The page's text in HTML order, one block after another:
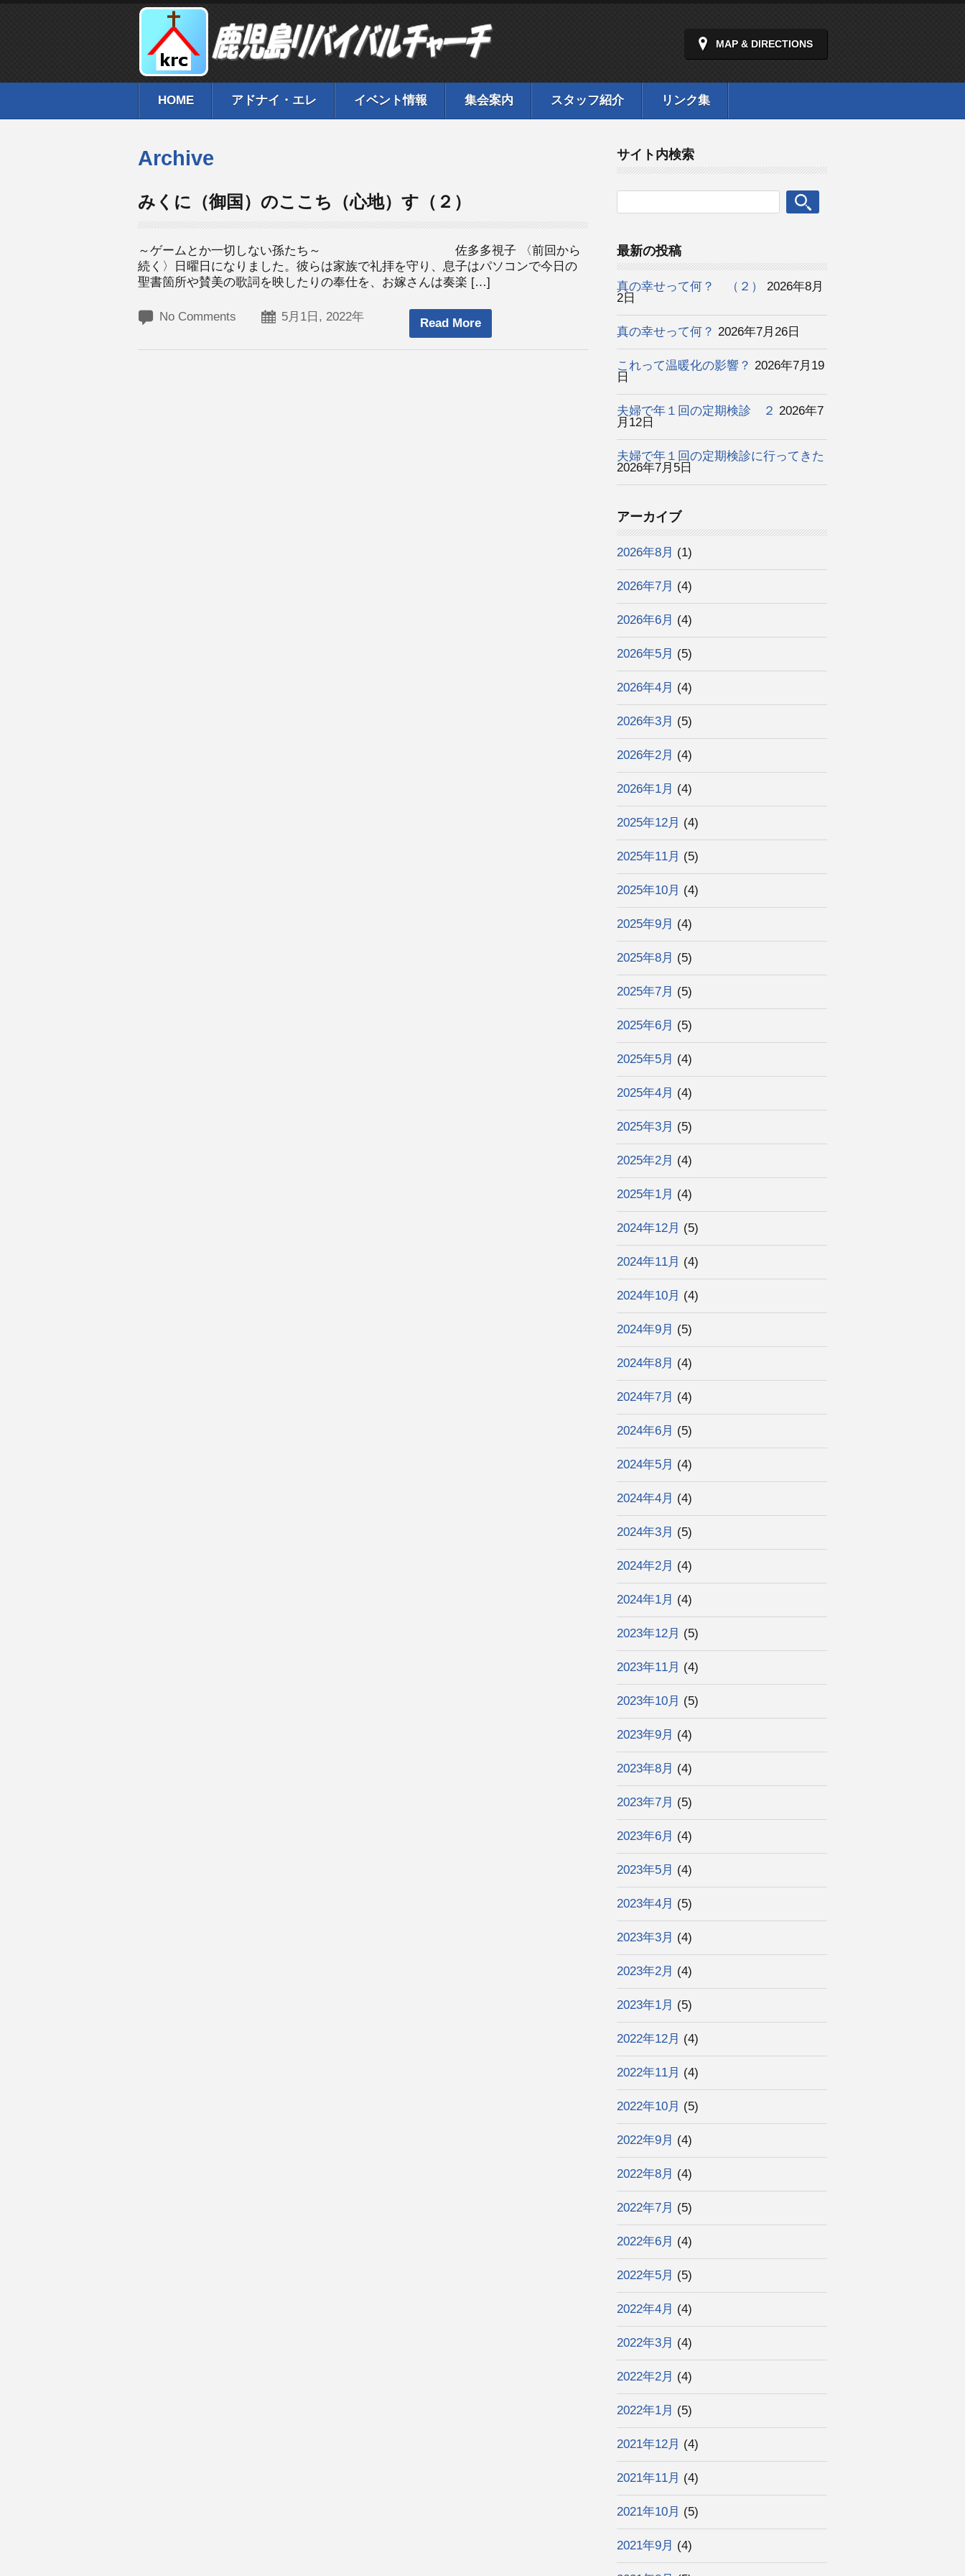
MAP & DIRECTIONS
HOME アドナイ・エレ イベント情報 集会案内 スタッフ紹介 リンク集
Archive
みくに（御国）のここち（心地）す（２）
～ゲームとか一切しない孫たち～ 佐多多視子 〈前回から
続く〉日曜日になりました。彼らは家族で礼拝を守り、息子はパソコンで今日の
聖書箇所や賛美の歌詞を映したりの奉仕を、お嫁さんは奏楽 […]
No Comments 5月1日, 2022年 Read More
サイト内検索
最新の投稿
真の幸せって何？ （２）
2026年8月
2日
真の幸せって何？ 2026年7月26日
これって温暖化の影響？ 2026年7月19
日
夫婦で年１回の定期検診 ２ 2026年7
月12日
夫婦で年１回の定期検診に行ってきた
2026年7月5日
アーカイブ
2026年8月 (1)
2026年7月 (4)
2026年6月 (4)
2026年5月 (5)
2026年4月 (4)
2026年3月 (5)
2026年2月 (4)
2026年1月 (4)
2025年12月 (4)
2025年11月 (5)
2025年10月 (4)
2025年9月 (4)
2025年8月 (5)
2025年7月 (5)
2025年6月 (5)
2025年5月 (4)
2025年4月 (4)
2025年3月 (5)
2025年2月 (4)
2025年1月 (4)
2024年12月 (5)
2024年11月 (4)
2024年10月 (4)
2024年9月 (5)
2024年8月 (4)
2024年7月 (4)
2024年6月 (5)
2024年5月 (4)
2024年4月 (4)
2024年3月 (5)
2024年2月 (4)
2024年1月 (4)
2023年12月 (5)
2023年11月 (4)
2023年10月 (5)
2023年9月 (4)
2023年8月 (4)
2023年7月 (5)
2023年6月 (4)
2023年5月 (4)
2023年4月 (5)
2023年3月 (4)
2023年2月 (4)
2023年1月 (5)
2022年12月 (4)
2022年11月 (4)
2022年10月 (5)
2022年9月 (4)
2022年8月 (4)
2022年7月 (5)
2022年6月 (4)
2022年5月 (5)
2022年4月 (4)
2022年3月 (4)
2022年2月 (4)
2022年1月 (5)
2021年12月 (4)
2021年11月 (4)
2021年10月 (5)
2021年9月 (4)